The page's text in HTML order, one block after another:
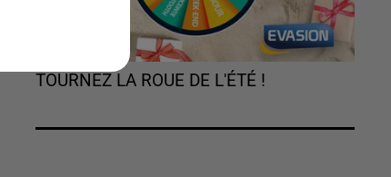
TOURNEZ LA ROUE DE L'ÉTÉ !